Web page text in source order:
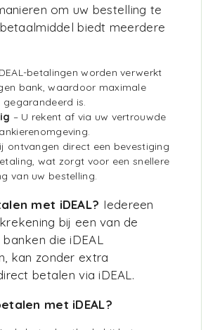
om uw bestelling te
biedt meerdere
betalingen worden verwerkt
bank, waardoor maximale
gegarandeerd is.
– U rekent af via uw vertrouwde
ontvangen direct een bevestiging
wat zorgt voor een snellere
van uw bestelling.
met iDEAL? Iedereen
bij een van de
die iDEAL
kan zonder extra
betalen via iDEAL.
met iDEAL?